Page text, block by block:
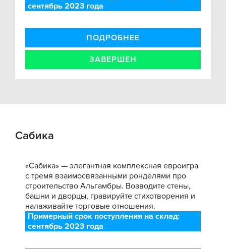
сентябрь 2023 года
ПОДРОБНЕЕ
ЗАВЕРШЕН
Сабика
«Сабика» — элегантная комплексная евроигра
с тремя взаимосвязанными ронделями про
строительство Альгамбры. Возводите стены,
башни и дворцы, гравируйте стихотворения и
налаживайте торговые отношения.
Примерный срок поступления на склад:
сентябрь 2023 года